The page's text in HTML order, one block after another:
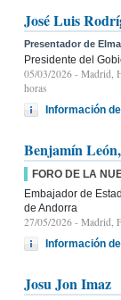
José Luis
Presentador de
Presidente del
05/03/2026 - Madrid,
horas
Información
Benjamín
FORO DE LA
Embajador de
de Andorra
27/05/2026 - Madrid,
Información
Josu Jon Imaz